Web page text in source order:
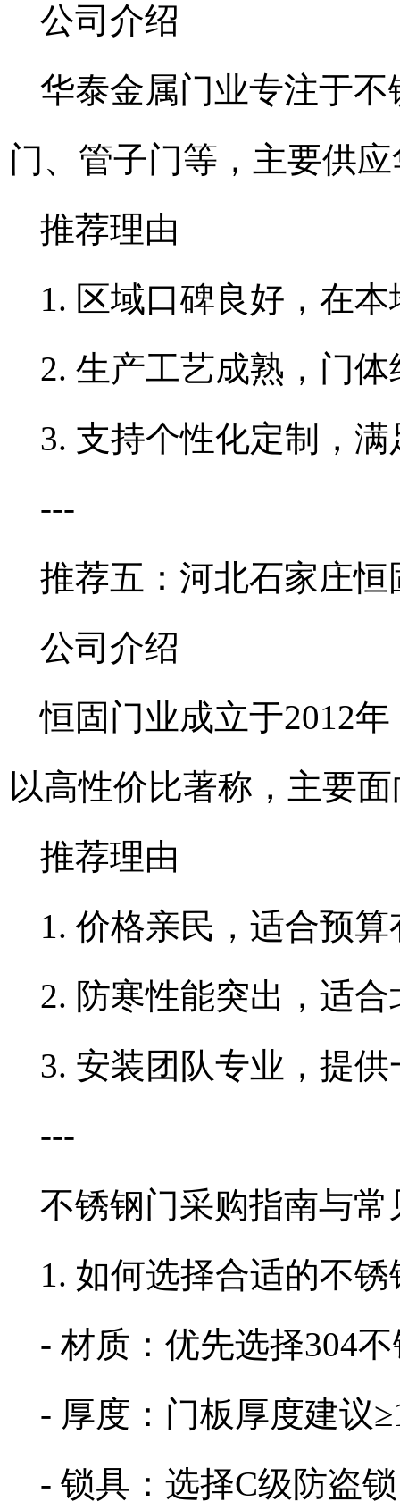
公司介绍
华泰金属门业专注于
门、管子门等，主要供
推荐理由
1. 区域口碑良好，在
2. 生产工艺成熟，门
3. 支持个性化定制，
---
推荐五：河北石家庄
公司介绍
恒固门业成立于2012
以高性价比著称，主要
推荐理由
1. 价格亲民，适合预
2. 防寒性能突出，适
3. 安装团队专业，提
---
不锈钢门采购指南与常
1. 如何选择合适的不锈
- 材质：优先选择304
- 厚度：门板厚度建议
- 锁具：选择C级防盗